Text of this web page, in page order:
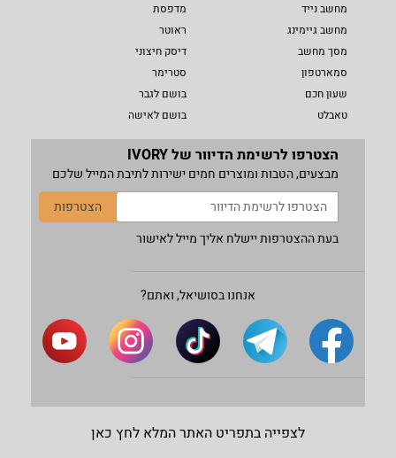
מחשב נייד
מחשב גיימינג
מסך מחשב
סמארטפון
שעון חכם
טאבלט
מדפסת
ראוטר
דיסק חיצוני
סטרימר
בושם לגבר
בושם לאישה
הצטרפו לרשימת הדיוור של IVORY
מבצעים, הטבות ומוצרים חמים ישירות לתיבת המייל שלכם
הצטרפות
בעת ההצטרפות יישלח אליך מייל לאישור
אנחנו בסושיאל, ואתם?
לצפייה בתפריט האתר המלא לחץ כאן